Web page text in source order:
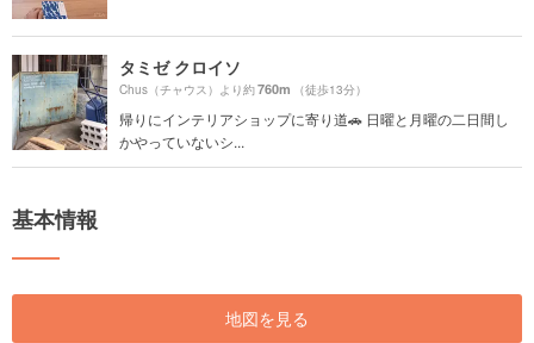
タミゼ クロイソ
Chus（チャウス）より約760m （徒歩13分）
帰りにインテリアショップに寄り道🚗 日曜と月曜の二日間し
かやっていないシ...
基本情報
地図を見る